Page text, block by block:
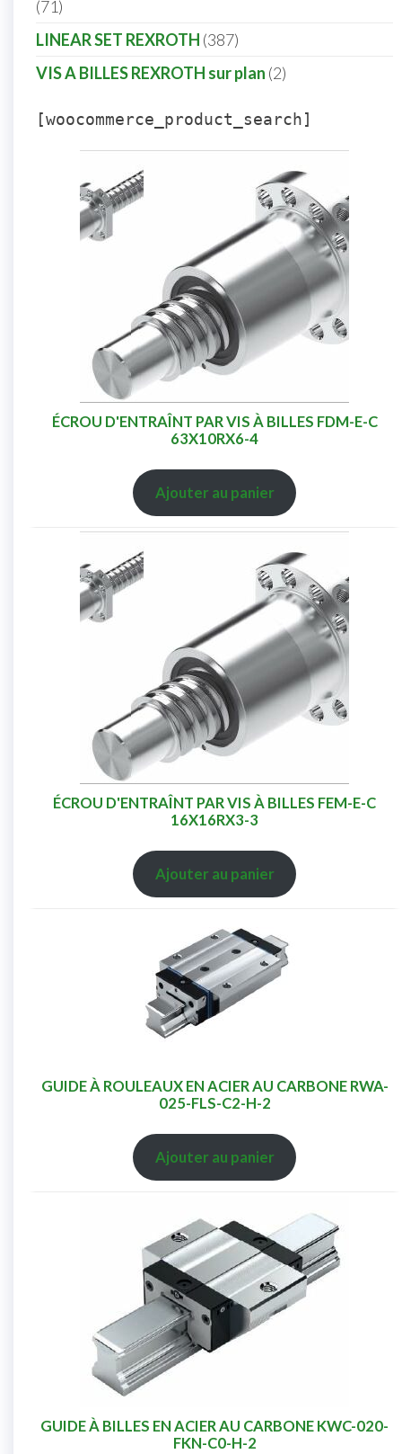
71
LINEAR SET REXROTH 387
VIS A BILLES REXROTH sur plan 2
[woocommerce_product_search]
ÉCROU D'ENTRAÎNT PAR VIS À BILLES FDM-E-C
63X10RX6-4
Ajouter au panier
ÉCROU D'ENTRAÎNT PAR VIS À BILLES FEM-E-C
16X16RX3-3
Ajouter au panier
GUIDE À ROULEAUX EN ACIER AU CARBONE RWA-
025-FLS-C2-H-2
Ajouter au panier
GUIDE À BILLES EN ACIER AU CARBONE KWC-020-
FKN-C0-H-2